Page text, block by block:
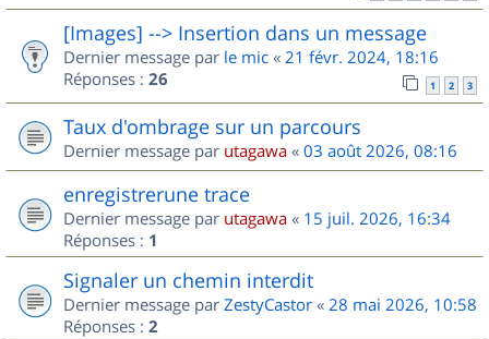
[Images] --> Insertion dans un message
Dernier message par le mic « 21 févr. 2024, 18:16
Réponses : 26 1 2 3
Taux d'ombrage sur un parcours
Dernier message par utagawa « 03 août 2026, 08:16
enregistrerune trace
Dernier message par utagawa « 15 juil. 2026, 16:34
Réponses : 1
Signaler un chemin interdit
Dernier message par ZestyCastor « 28 mai 2026, 10:58
Réponses : 2